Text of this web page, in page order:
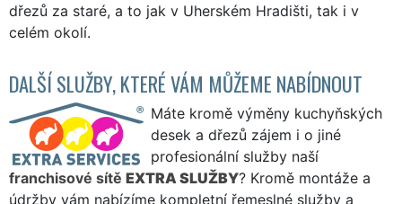
dřezů za staré, a to jak v Uherském Hradišti, tak i v
celém okolí.
DALŠÍ SLUŽBY, KTERÉ VÁM MŮŽEME NABÍDNOUT
Máte kromě výměny kuchyňských
desek a dřezů zájem i o jiné
profesionální služby naší
franchisové sítě EXTRA SLUŽBY? Kromě montáže a
údržby vám nabízíme kompletní řemeslné služby a